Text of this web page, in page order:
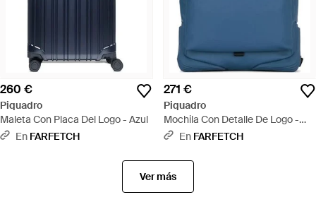
260 €
Piquadro
Maleta Con Placa Del Logo - Azul
En FARFETCH
271 €
Piquadro
Mochila Con Detalle De Logo -
AzulEn FARFETCH
Ver más